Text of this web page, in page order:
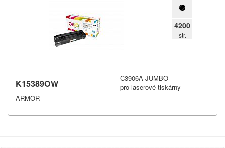
4200
str.
K15389OW
ARMOR
C3906A JUMBO
pro laserové tiskárny